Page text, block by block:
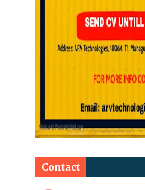
Contact